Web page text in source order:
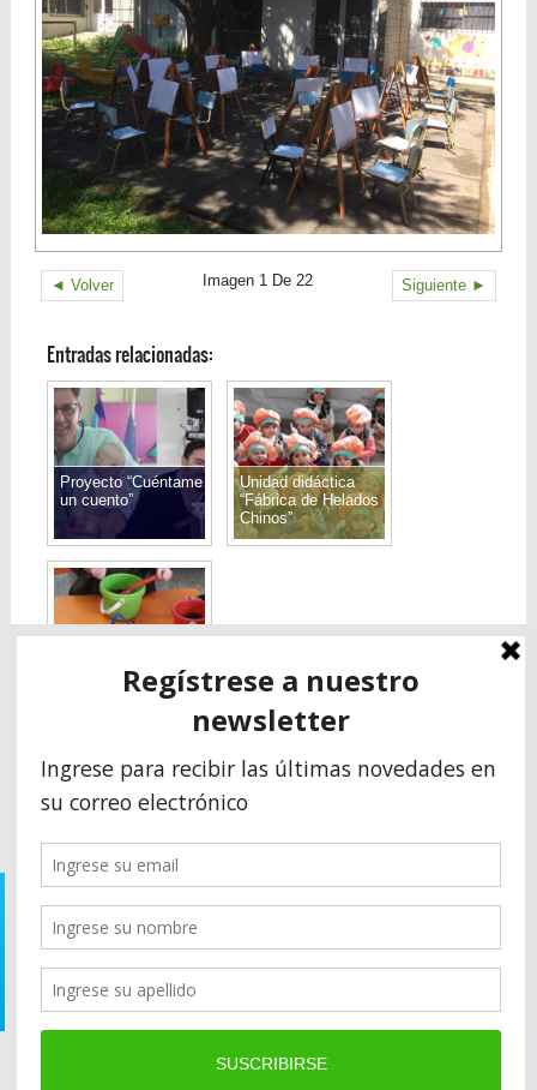
◄ Volver Siguiente ►
Imagen 1 De 22
Entradas relacionadas:
Proyecto “Cuéntame
un cuento”
Unidad didáctica
“Fábrica de Helados
Chinos”
almácigos o siembra
indirecta en Sala
Av. 74 N° 2560 Necochea - Prov. Buenos Aires - Argentina
Teléfono: (02262) 42-2876
Email: administracion@institutohumboldt.com.ar
© 1961-2019 - Instituto Humboldt - Av. 74 N° 2560 Necochea -